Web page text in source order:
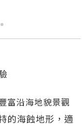
富沿海地貌景觀
的海蝕地形，適